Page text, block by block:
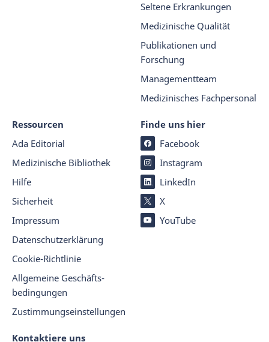
Seltene Erkrankungen
Medizinische Qualität
Publikationen und
Forschung
Managementteam
Medizinisches Fachpersonal
Ressourcen
Ada Editorial
Medizinische Bibliothek
Hilfe
Sicherheit
Impressum
Datenschutz­er­klärung
Cookie-Richtlinie
Allgemeine Geschäfts­
beding­ungen
Zustimmungseinstellungen
Finde uns hier
Facebook
Instagram
LinkedIn
X
YouTube
Kontaktiere uns